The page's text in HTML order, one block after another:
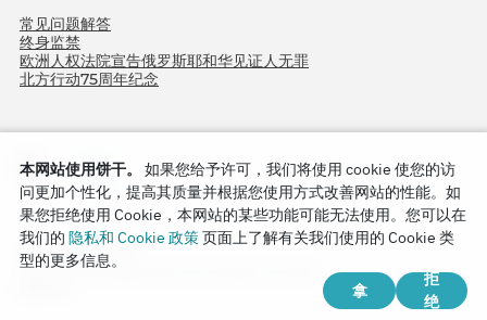
常见问题解答
终身监禁
欧洲人权法院宣告俄罗斯耶和华见证人无罪
北方行动75周年纪念
Copyright © 2026
Watch Tower Bible and Tract Society of Korea.
本网站使用饼干。
如果您给予许可，我们将使用 cookie 使您的访
问更加个性化，提高其质量并根据您使用方式改善网站的性能。如
果您拒绝使用 Cookie，本网站的某些功能可能无法使用。您可以在
我们的 隐私和 Cookie 政策页面上了解有关我们使用的 Cookie 类
型的更多信息。
拿
拒
绝